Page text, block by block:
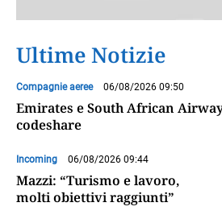
Ultime Notizie
Compagnie aeree 06/08/2026 09:50
Emirates e South African
codeshare
Incoming 06/08/2026 09:44
Mazzi: “Turismo e lavoro,
molti obiettivi raggiunti”